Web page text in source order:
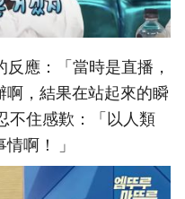
應：「當時是直播，
，結果在站起來的瞬
不住感歎：「以人類
啊！ 」